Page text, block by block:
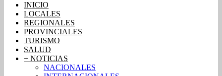
INICIO
LOCALES
REGIONALES
PROVINCIALES
TURISMO
SALUD
+ NOTICIAS
NACIONALES